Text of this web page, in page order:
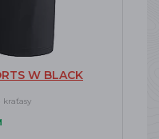
W BLACK
kraťasy